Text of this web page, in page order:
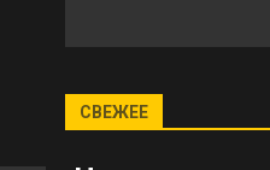
СВЕЖЕЕ